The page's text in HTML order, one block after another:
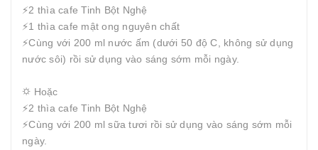
⚡️2 thìa cafe Tinh Bột Nghệ
⚡️1 thìa cafe mật ong nguyên chất
⚡️Cùng với 200 ml nước ấm (dưới 50 độ C, không sử dụng
nước sôi) rồi sử dụng vào sáng sớm mỗi ngày.
⛭ Hoặc
⚡️2 thìa cafe Tinh Bột Nghệ
⚡️Cùng với 200 ml sữa tươi rồi sử dụng vào sáng sớm mỗi
ngày.